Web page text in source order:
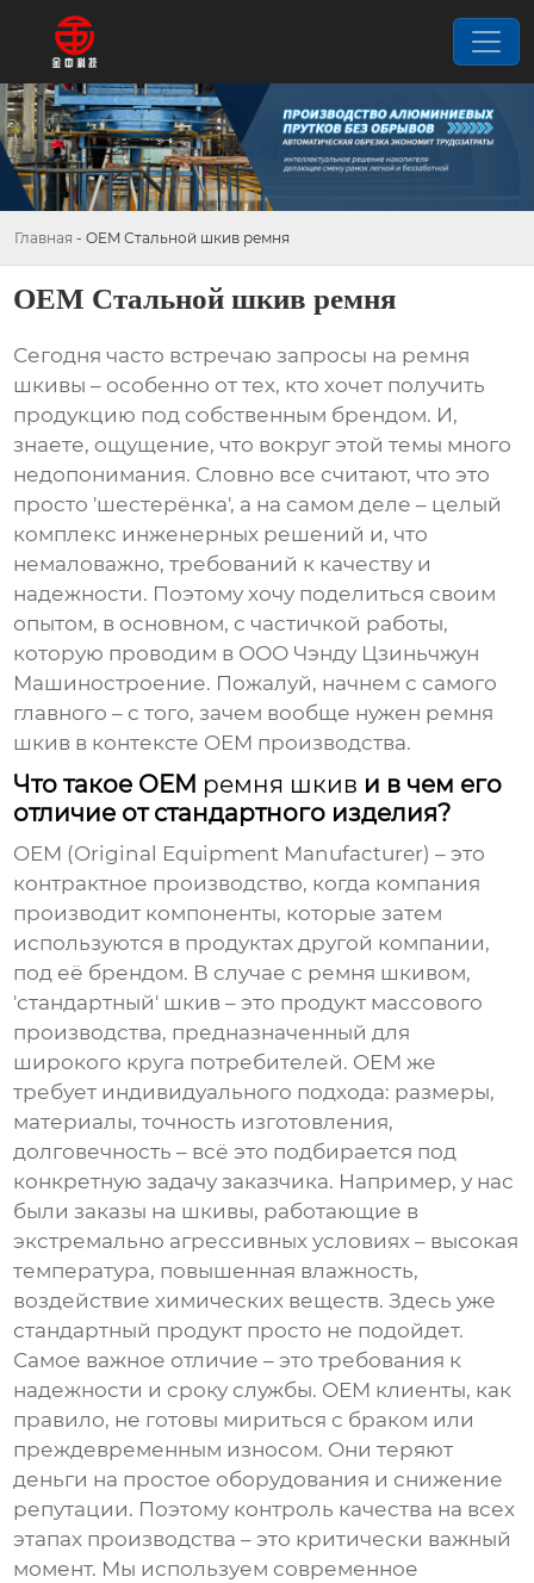
Главная - OEM Стальной шкив ремня
OEM Стальной шкив ремня
Сегодня часто встречаю запросы на ремня
шкивы – особенно от тех, кто хочет получить
продукцию под собственным брендом. И,
знаете, ощущение, что вокруг этой темы много
недопонимания. Словно все считают, что это
просто 'шестерёнка', а на самом деле – целый
комплекс инженерных решений и, что
немаловажно, требований к качеству и
надежности. Поэтому хочу поделиться своим
опытом, в основном, с частичкой работы,
которую проводим в ООО Чэнду Цзиньчжун
Машиностроение. Пожалуй, начнем с самого
главного – с того, зачем вообще нужен ремня
шкив в контексте OEM производства.
Что такое OEM ремня шкив и в чем его
отличие от стандартного изделия?
OEM (Original Equipment Manufacturer) – это
контрактное производство, когда компания
производит компоненты, которые затем
используются в продуктах другой компании,
под её брендом. В случае с ремня шкивом,
'стандартный' шкив – это продукт массового
производства, предназначенный для
широкого круга потребителей. OEM же
требует индивидуального подхода: размеры,
материалы, точность изготовления,
долговечность – всё это подбирается под
конкретную задачу заказчика. Например, у нас
были заказы на шкивы, работающие в
экстремально агрессивных условиях – высокая
температура, повышенная влажность,
воздействие химических веществ. Здесь уже
стандартный продукт просто не подойдет.
Самое важное отличие – это требования к
надежности и сроку службы. OEM клиенты, как
правило, не готовы мириться с браком или
преждевременным износом. Они теряют
деньги на простое оборудования и снижение
репутации. Поэтому контроль качества на всех
этапах производства – это критически важный
момент. Мы используем современное